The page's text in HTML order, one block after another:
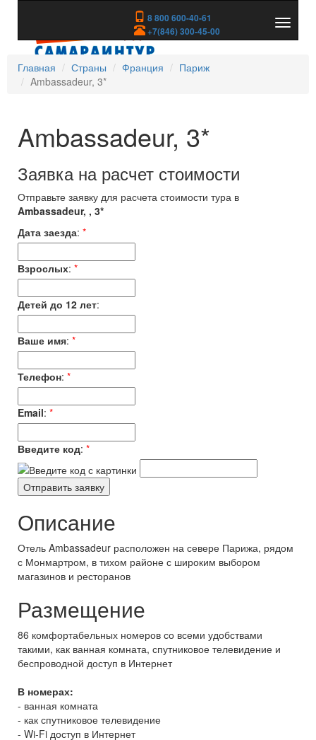
8 800 600-40-61
+7(846) 300-45-00
скрыть
Главная
Страны Франция
Париж
Ambassadeur, 3*
Ambassadeur, 3*
Заявка на расчет стоимости
Отправьте заявку для расчета стоимости тура в
Ambassadeur, , 3*
Дата заезда: *
Взрослых: *
Детей до 12 лет:
Ваше имя: *
Телефон: *
Email: *
Введите код: *
Описание
Отель Ambassadeur расположен на севере Парижа, рядом
с Монмартром, в тихом районе с широким выбором
магазинов и ресторанов
Размещение
86 комфортабельных номеров со всеми удобствами
такими, как ванная комната, спутниковое телевидение и
беспроводной доступ в Интернет
В номерах:
- ванная комната
- как спутниковое телевидение
- Wi-Fi доступ в Интернет